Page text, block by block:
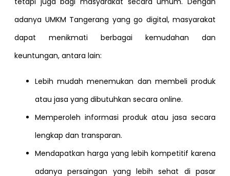
adanya UMKM Tangerang yang go digital, masyarakat
dapat menikmati berbagai kemudahan dan
keuntungan, antara lain:
Lebih mudah menemukan dan membeli produk
atau jasa yang dibutuhkan secara online.
Memperoleh informasi produk atau jasa secara
lengkap dan transparan.
Mendapatkan harga yang lebih kompetitif karena
adanya persaingan yang lebih sehat di pasar